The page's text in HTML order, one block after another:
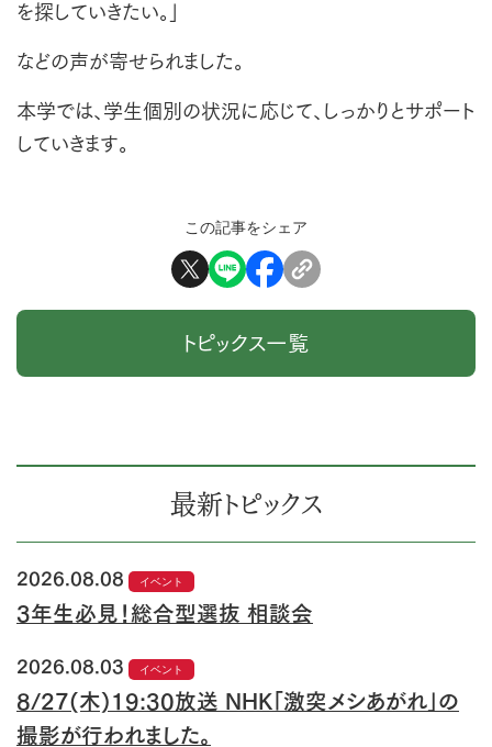
を探していきたい。」
などの声が寄せられました。
本学では、学生個別の状況に応じて、しっかりとサポート
していきます。
この記事をシェア
トピックス一覧
最新トピックス
2026.08.08 イベント
3年生必見！総合型選抜 相談会
2026.08.03 イベント
8/27(木)19:30放送 NHK「激突メシあがれ」の
撮影が行われました。